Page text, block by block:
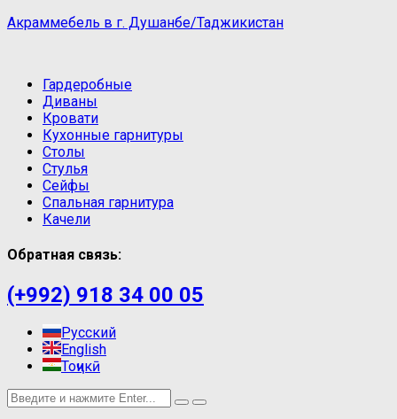
Акраммебель в г. Душанбе/Таджикистан
Гардеробные
Диваны
Кровати
Кухонные гарнитуры
Столы
Стулья
Сейфы
Спальная гарнитура
Качели
Обратная связь:
(+992) 918 34 00 05
Русский
English
Тоҷикӣ